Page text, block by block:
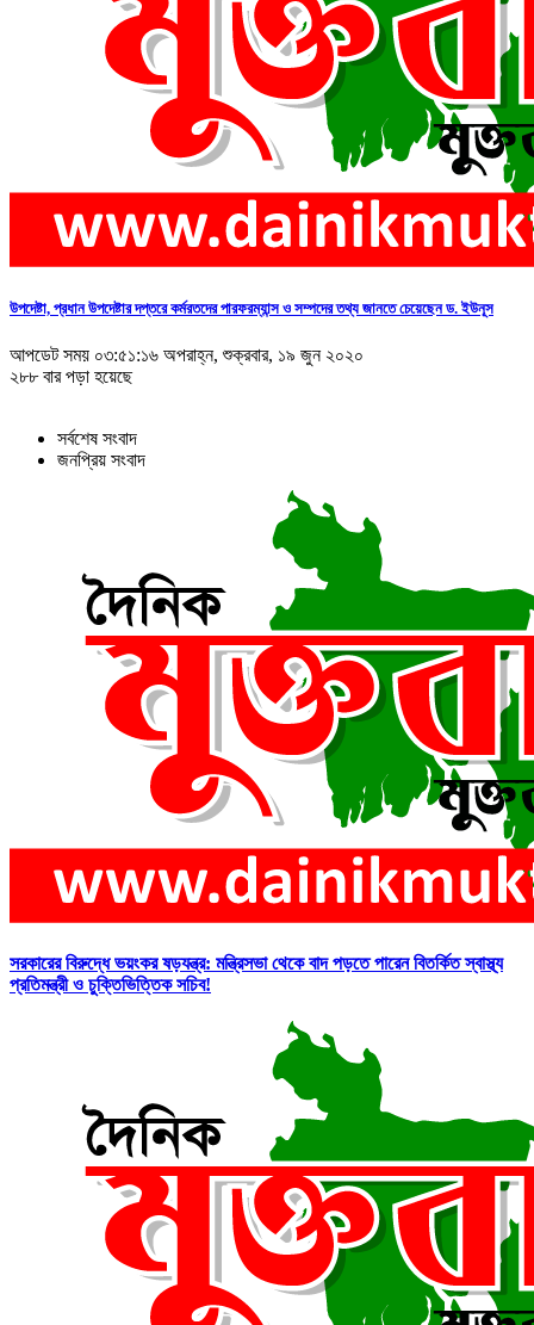
উপদেষ্টা, প্রধান উপদেষ্টার দপ্তরে কর্মরতদের পারফরম্যান্স ও সম্পদের তথ্য জানতে চেয়েছেন ড. ইউনূস
আপডেট সময় ০৩:৫১:১৬ অপরাহ্ন, শুক্রবার, ১৯ জুন ২০২০
২৮৮ বার পড়া হয়েছে
সর্বশেষ সংবাদ
জনপ্রিয় সংবাদ
সরকারের বিরুদ্ধে ভয়ংকর ষড়যন্ত্র: মন্ত্রিসভা থেকে বাদ পড়তে পারেন বিতর্কিত স্বাস্থ্য
প্রতিমন্ত্রী ও চুক্তিভিত্তিক সচিব!